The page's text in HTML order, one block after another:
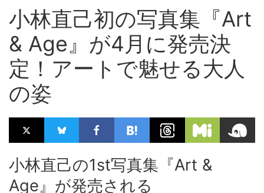
小林直己初の写真集『Art
& Age』が4月に発売決
定！アートで魅せる大人
の姿
小林直己の1st写真集『Art &
Age』が発売される